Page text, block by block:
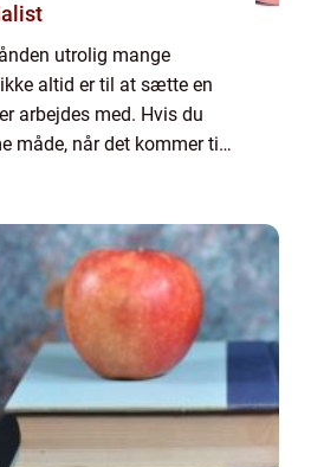
utrolig mange
altid er til at sætte en
arbejdes med. Hvis du
måde, når det kommer til